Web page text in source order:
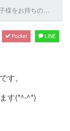
の保護者の皆様へ
Pocket LINE
す。
す(*^-^*)